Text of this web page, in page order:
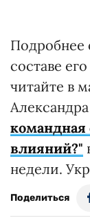
Подробнее
составе
читайте в
командная
влияний?"
недели.
Поделиться